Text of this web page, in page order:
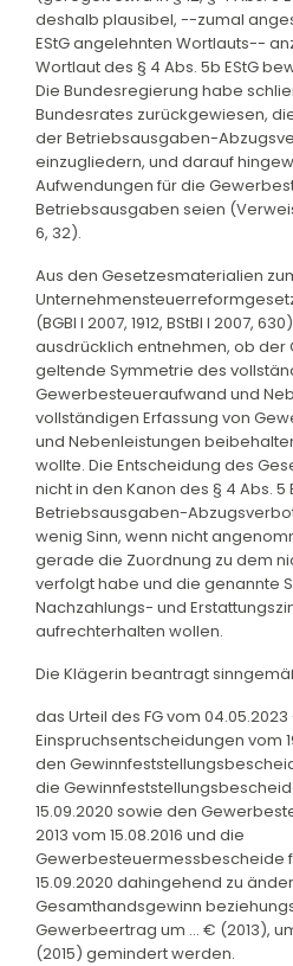
deshalb plausibel, --zumal
EStG angelehnten Wortlauts--
Wortlaut des § 4 Abs. 5b EStG
Die Bundesregierung habe
Bundesrates zurückgewiesen,
der Betriebsausgaben-
einzugliedern, und darauf
Aufwendungen für die
Betriebsausgaben seien (Verweis
6, 32).
Aus den Gesetzesmaterialien
(BGBl I 2007, 1912, BStBl I 2007,
ausdrücklich entnehmen, ob der
geltende Symmetrie des
Gewerbesteueraufwand und
vollständigen Erfassung von
und Nebenleistungen
wollte. Die Entscheidung des
nicht in den Kanon des § 4 Abs. 5
Betriebsausgaben-
wenig Sinn, wenn nicht
gerade die Zuordnung zu dem
verfolgt habe und die genannte
Nachzahlungs- und
aufrechterhalten wollen.
Die Klägerin beantragt
das Urteil des FG vom 04.05.2023
Einspruchsentscheidungen vom
den Gewinnfeststellungsbescheid
die
15.09.2020 sowie den
2013 vom 15.08.2016 und die
Gewerbesteuermessbescheide
15.09.2020 dahingehend zu
Gesamthandsgewinn
Gewerbeertrag um ... € (2013),
(2015) gemindert werden.